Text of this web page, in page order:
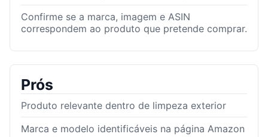
Confirme se a marca, imagem e ASIN
correspondem ao produto que pretende comprar.
Prós
Produto relevante dentro de limpeza exterior
Marca e modelo identificáveis na página Amazon